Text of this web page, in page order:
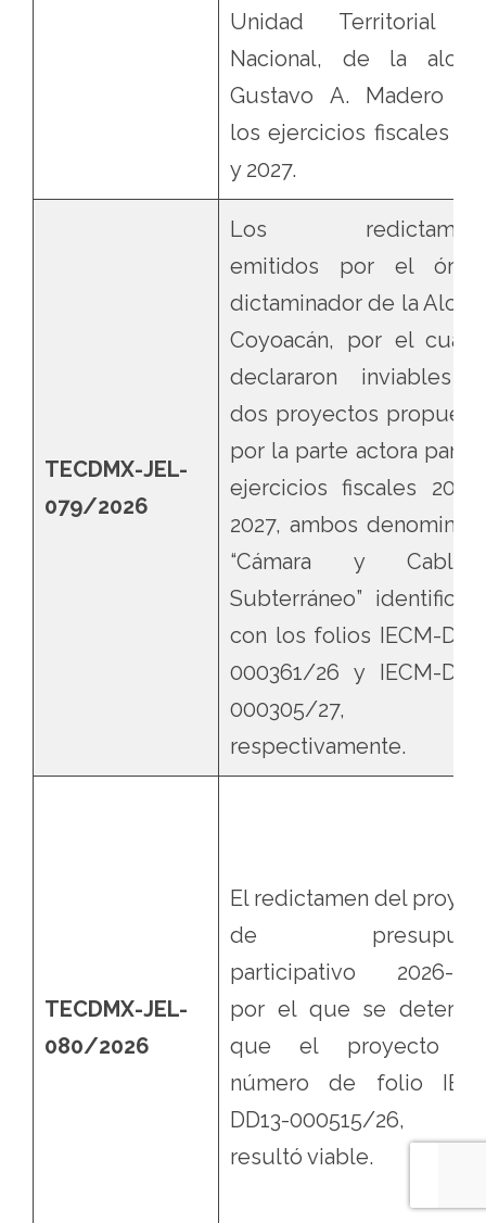
Unidad Territorial
Nacional, de la
Gustavo A. Madero
los ejercicios fiscales
y 2027.
TECDMX-JEL-
079/2026
Los
emitidos por el
dictaminador de la
Coyoacán, por el cual
declararon inviables
dos proyectos
por la parte actora para
ejercicios fiscales
2027, ambos
“Cámara y
Subterráneo”
con los folios IECM-
000361/26 y IECM-
000305/27,
respectivamente.
TECDMX-JEL-
080/2026
El redictamen del
de
participativo 2026-
por el que se
que el proyecto
número de folio
DD13-000515/26,
resultó viable.